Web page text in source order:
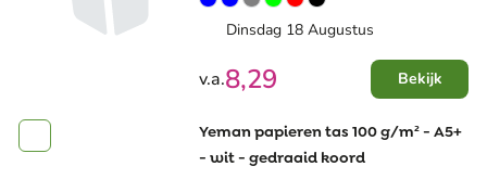
Dinsdag 18 Augustus
v.a.8,29 Bekijk
Yeman papieren tas 100 g/m² - A5+
- wit - gedraaid koord